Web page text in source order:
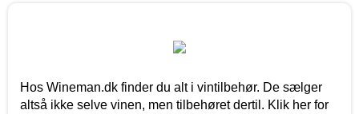
Hos Wineman.dk finder du alt i vintilbehør. De sælger
altså ikke selve vinen, men tilbehøret dertil. Klik her for